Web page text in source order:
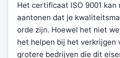
Het certificaat ISO 9001
aantonen dat je
orde zijn. Hoewel het niet
het helpen bij het verkrijgen
grotere bedrijven die dit